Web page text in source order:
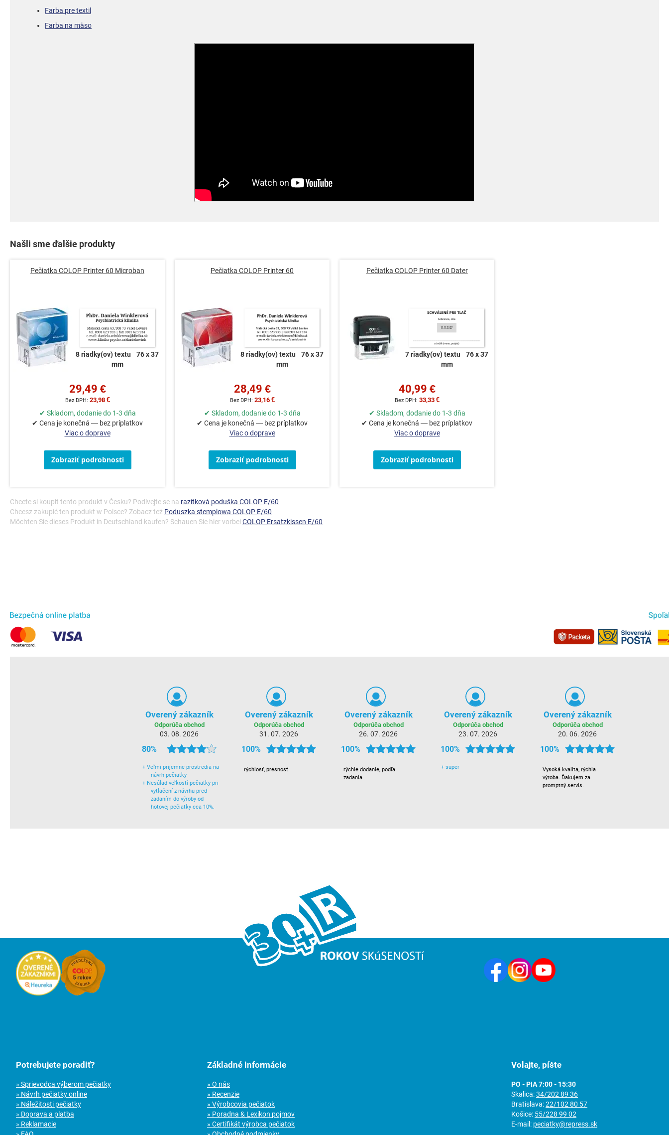
Farba pre textil
Farba na mäso
Našli sme ďalšie produkty
Pečiatka COLOP Printer 60 Microban
8 riadky(ov) textu
76 x 37
mm
29,49 €
23,98 €
✔ Skladom, dodanie do 1-3 dňa
✔ Cena je konečná — bez príplatkov
Viac o doprave
Zobraziť podrobnosti
Pečiatka COLOP Printer 60
8 riadky(ov) textu
76 x 37
mm
28,49 €
23,16 €
✔ Skladom, dodanie do 1-3 dňa
✔ Cena je konečná — bez príplatkov
Viac o doprave
Zobraziť podrobnosti
Pečiatka COLOP Printer 60 Dater
7 riadky(ov) textu
76 x 37
mm
40,99 €
33,33 €
✔ Skladom, dodanie do 1-3 dňa
✔ Cena je konečná — bez príplatkov
Viac o doprave
Zobraziť podrobnosti
Chcete si koupit tento produkt v Česku? Podívejte se na razítková poduška COLOP E/60
Chcesz zakupić ten produkt w Polsce? Zobacz też Poduszka stemplowa COLOP E/60
Möchten Sie dieses Produkt in Deutschland kaufen? Schauen Sie hier vorbei COLOP Ersatzkissen E/60
Overený zákazník
Odporúča obchod
03. 08. 2026
80%
+ Veľmi prijemne prostredia na
návrh pečiatky
+ Nesúlad veľkostí pečiatky pri
vytlačení z návrhu pred
zadaním do výroby od
hotovej pečiatky cca 10%.
Overený zákazník
Odporúča obchod
31. 07. 2026
100%
rýchlosť, presnosť
Overený zákazník
Odporúča obchod
26. 07. 2026
100%
rýchle dodanie, podľa
zadania
Overený zákazník
Odporúča obchod
23. 07. 2026
100%
+ super
Overený zákazník
Odporúča obchod
20. 06. 2026
100%
Vysoká kvalita, rýchla
výroba. Ďakujem za
promptný servis.
Potrebujete poradiť?
» Sprievodca výberom pečiatky
» Návrh pečiatky online
» Náležitosti pečiatky
» Doprava a platba
» Reklamacie
Základné informácie
» O nás
» Recenzie
» Výrobcovia pečiatok
» Poradna & Lexikon pojmov
» Certifikát výrobca pečiatok
Volajte, píšte
PO - PIA 7:00 - 15:30
Skalica:34/202 89 36
Bratislava:22/102 80 57
Košice: 55/228 99 02
E-mail: peciatky@repress.sk